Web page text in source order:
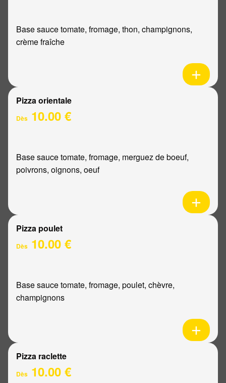
Base sauce tomate, fromage, thon, champignons,
crème fraîche
Pizza orientale
Dès 10.00 €
Base sauce tomate, fromage, merguez de boeuf,
poivrons, oignons, oeuf
Pizza poulet
Dès 10.00 €
Base sauce tomate, fromage, poulet, chèvre,
champignons
Pizza raclette
Dès 10.00 €